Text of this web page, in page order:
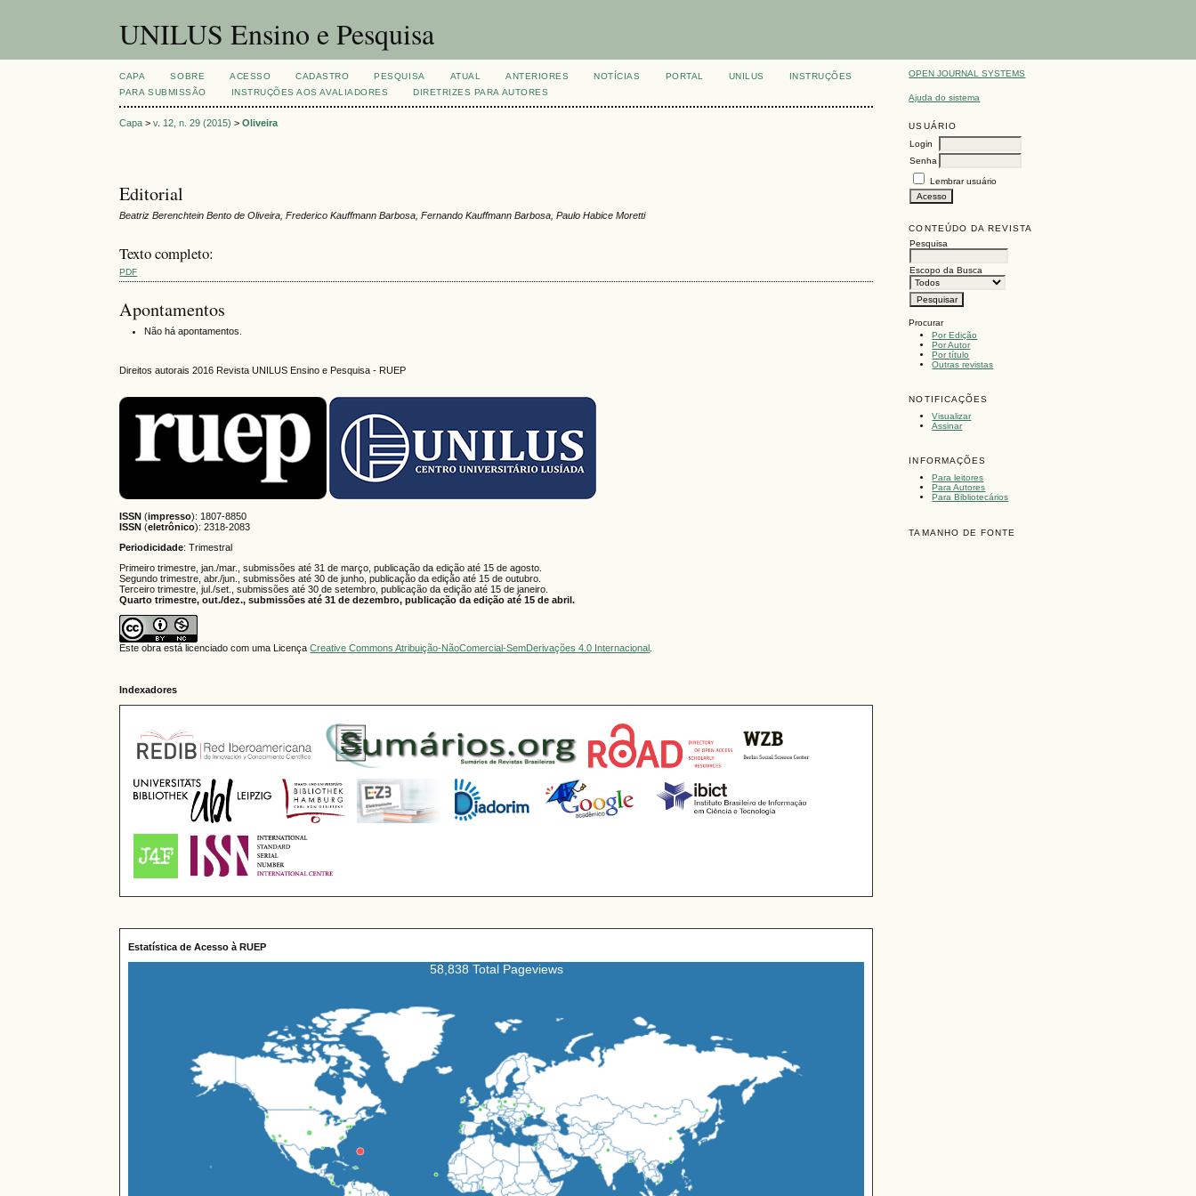
UNILUS Ensino e Pesquisa
OPEN JOURNAL SYSTEMS
Ajuda do sistema
USUÁRIO
Login
Senha
Lembrar usuário
CONTEÚDO DA REVISTA
Pesquisa
Escopo da Busca
Procurar
Por Edição
Por Autor
Por título
Outras revistas
NOTIFICAÇÕES
Visualizar
Assinar
INFORMAÇÕES
Para leitores
Para Autores
Para Bibliotecários
TAMANHO DE FONTE
CAPA SOBRE ACESSO CADASTRO PESQUISA ATUAL ANTERIORES NOTÍCIAS PORTAL UNILUS
INSTRUÇÕES
PARA SUBMISSÃO
INSTRUÇÕES AOS AVALIADORES DIRETRIZES PARA AUTORES
Capa >v. 12, n. 29 (2015) >Oliveira
Editorial
Beatriz Berenchtein Bento de Oliveira, Frederico Kauffmann Barbosa, Fernando Kauffmann Barbosa, Paulo Habice Moretti
Texto completo:
PDF
Apontamentos
Não há apontamentos.
Direitos autorais 2016 Revista UNILUS Ensino e Pesquisa - RUEP
ISSN (impresso): 1807-8850
ISSN (eletrônico):2318-2083
Periodicidade: Trimestral
Primeiro trimestre, jan./mar., submissões até 31 de março, publicação da edição até 15 de agosto.
Segundo trimestre, abr./jun., submissões até 30 de junho, publicação da edição até 15 de outubro.
Terceiro trimestre, jul./set., submissões até 30 de setembro, publicação da edição até 15 de janeiro.
Quarto trimestre, out./dez., submissões até 31 de dezembro, publicação da edição até 15 de abril.
Este obra está licenciado com uma LicençaCreative Commons Atribuição-NãoComercial-SemDerivações 4.0 Internacional
Indexadores
Estatística de Acesso à RUEP
58,838 Total Pageviews